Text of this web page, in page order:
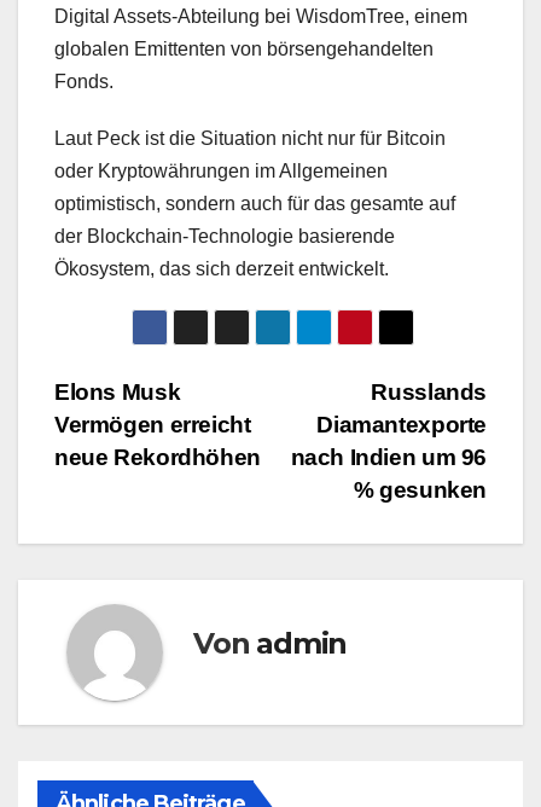
Digital Assets-Abteilung bei WisdomTree, einem
globalen Emittenten von börsengehandelten
Fonds.
Laut Peck ist die Situation nicht nur für Bitcoin
oder Kryptowährungen im Allgemeinen
optimistisch, sondern auch für das gesamte auf
der Blockchain-Technologie basierende
Ökosystem, das sich derzeit entwickelt.
BeitragsnavigationRusslands
Diamantexporte
nach Indien um 96
% gesunken
Elons Musk
Vermögen erreicht
neue Rekordhöhen
Von admin